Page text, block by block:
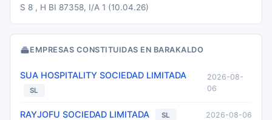
S 8 , H BI 87358, I/A 1 (10.04.26)
EMPRESAS CONSTITUIDAS EN BARAKALDO
SUA HOSPITALITY SOCIEDAD LIMITADA
SL
2026-08-
06
RAYJOFU SOCIEDAD LIMITADA SL 2026-08-06